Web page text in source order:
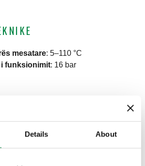
Details About
mesatare: 5–110 °C
i funksionimit: 16 bar